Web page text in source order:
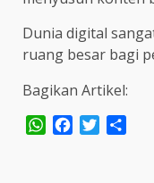
Dunia digital
ruang besar bagi
Bagikan Artikel:
WhatsApp
Facebook
Twitter